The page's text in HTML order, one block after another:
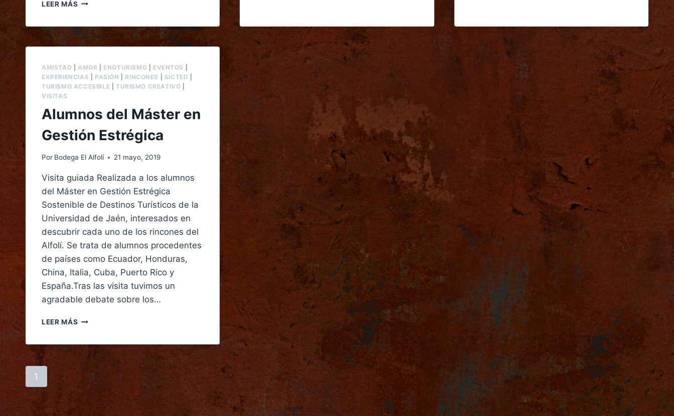
LEER MÁS
AMISTAD AMOR ENOTURISMO EVENTOS
EXPERIENCIAS
PASIÓN RINCONES SICTED
TURISMO ACCESIBLE
TURISMO CREATIVO
VISITAS
Alumnos del Máster en
Gestión Estrégica
Por Bodega El Alfolí 21 mayo, 2019
Visita guiada Realizada a los alumnos
del Máster en Gestión Estrégica
Sostenible de Destinos Turísticos de la
Universidad de Jaén, interesados en
descubrir cada uno de los rincones del
Alfolí. Se trata de alumnos procedentes
de países como Ecuador, Honduras,
China, Italia, Cuba, Puerto Rico y
España.Tras las visita tuvimos un
agradable debate sobre los…
LEER MÁS
1 2 3